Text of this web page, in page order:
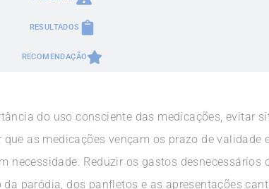
RESULTADOS
RECOMENDAÇÃO
do uso consciente das medicações, evitar
as medicações vençam os prazo de validade
necessidade. Reduzir os gastos desnecessários
paródia, dos panfletos e as apresentações